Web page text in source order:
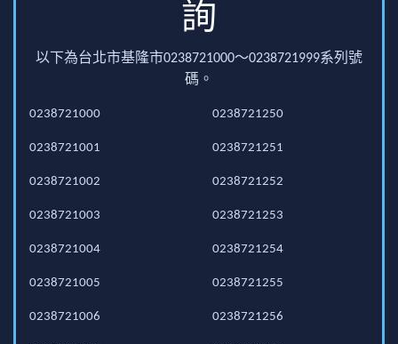
詢
以下為台北市基隆市0238721000～0238721999系列號
碼。
0238721000
0238721001
0238721002
0238721003
0238721004
0238721005
0238721006
0238721250
0238721251
0238721252
0238721253
0238721254
0238721255
0238721256